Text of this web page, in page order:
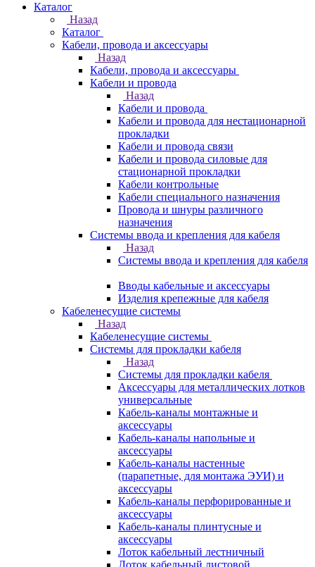
Каталог
Назад
Каталог
Кабели, провода и аксессуары
Назад
Кабели, провода и аксессуары
Кабели и провода
Назад
Кабели и провода
Кабели и провода для нестационарной
прокладки
Кабели и провода связи
Кабели и провода силовые для
стационарной прокладки
Кабели контрольные
Кабели специального назначения
Провода и шнуры различного
назначения
Системы ввода и крепления для кабеля
Назад
Системы ввода и крепления для кабеля
Вводы кабельные и аксессуары
Изделия крепежные для кабеля
Кабеленесущие системы
Назад
Кабеленесущие системы
Системы для прокладки кабеля
Назад
Системы для прокладки кабеля
Аксессуары для металлических лотков
универсальные
Кабель-каналы монтажные и
аксессуары
Кабель-каналы напольные и
аксессуары
Кабель-каналы настенные
(парапетные, для монтажа ЭУИ) и
аксессуары
Кабель-каналы перфорированные и
аксессуары
Кабель-каналы плинтусные и
аксессуары
Лоток кабельный лестничный
Лоток кабельный листовой